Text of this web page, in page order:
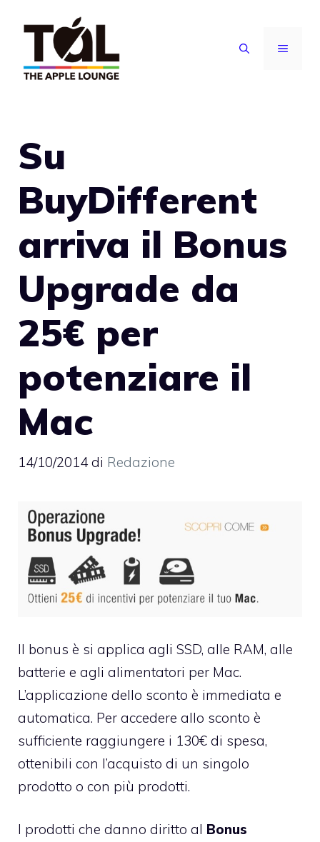
contenuto
MENU
Su
BuyDifferent
arriva il Bonus
Upgrade da
25€ per
potenziare il
Mac
14/10/2014 di Redazione
Il bonus è si applica agli SSD, alle RAM, alle
batterie e agli alimentatori per Mac.
L’applicazione dello sconto è immediata e
automatica. Per accedere allo sconto è
sufficiente raggiungere i 130€ di spesa,
ottenibili con l’acquisto di un singolo
prodotto o con più prodotti.
I prodotti che danno diritto al Bonus